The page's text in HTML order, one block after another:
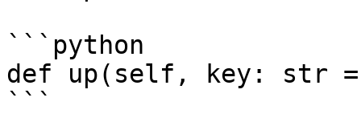
```python
def up(self, key: str
```